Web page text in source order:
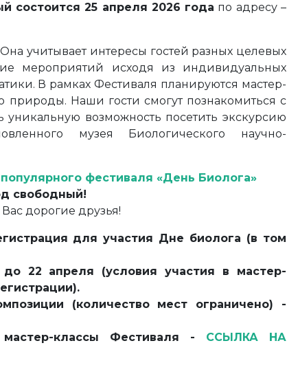
состоится 25 апреля 2026 года по адресу –
учитывает интересы гостей разных целевых
мероприятий исходя из индивидуальных
В рамках Фестиваля планируются мастер-
природы. Наши гости смогут познакомиться с
возможность посетить экскурсию
музея Биологического научно-
фестиваля «День Биолога»
свободный!
дорогие друзья!
для участия Дне биолога (в том
22 апреля (условия участия в мастер-
(количество мест ограничено) -
классы Фестиваля - ССЫЛКА НА